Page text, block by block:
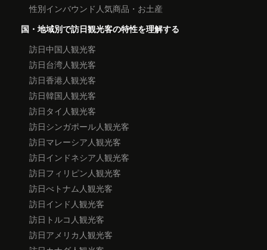
性別インバウンド人気商品・お土産
国・地域別で訪日観光客の特性を理解する
訪日中国人観光客
訪日台湾人観光客
訪日香港人観光客
訪日韓国人観光客
訪日タイ人観光客
訪日シンガポール人観光客
訪日マレーシア人観光客
訪日インドネシア人観光客
訪日フィリピン人観光客
訪日べトナム人観光客
訪日インド人観光客
訪日トルコ人観光客
訪日アメリカ人観光客